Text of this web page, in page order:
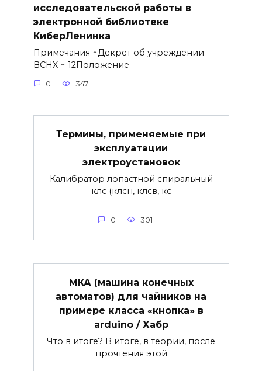
исследовательской работы в
электронной библиотеке
КиберЛенинка
Примечания ↑Декрет об учреждении
ВСНХ ↑ 12Положение
0 347
Термины, применяемые при
эксплуатации
электроустановок
Калибратор лопастной спиральный
клс (клсн, клсв, кс
0 301
МКА (машина конечных
автоматов) для чайников на
примере класса «кнопка» в
arduino / Хабр
Что в итоге? В итоге, в теории, после
прочтения этой